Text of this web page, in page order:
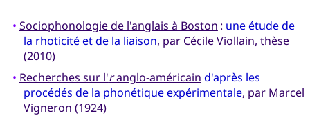
• Sociophonologie de l'anglais à Boston : une étude de
la rhoticité et de la liaison, par Cécile Viollain, thèse
(2010)
• Recherches sur l'ranglo-américain d'après les
procédés de la phonétique expérimentale, par Marcel
Vigneron (1924)